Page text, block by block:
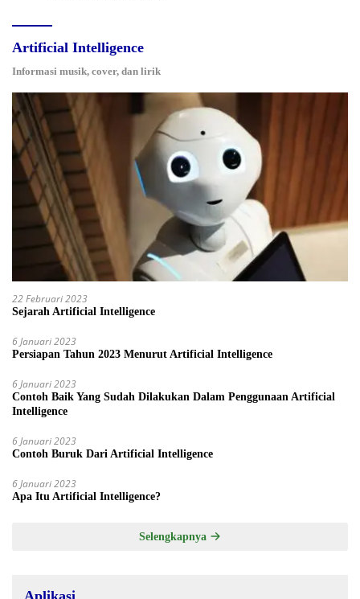
Artificial Intelligence
Informasi musik, cover, dan lirik
22 Februari 2023
Sejarah Artificial Intelligence
6 Januari 2023
Persiapan Tahun 2023 Menurut Artificial Intelligence
6 Januari 2023
Contoh Baik Yang Sudah Dilakukan Dalam Penggunaan Artificial
Intelligence
6 Januari 2023
Contoh Buruk Dari Artificial Intelligence
6 Januari 2023
Apa Itu Artificial Intelligence?
Selengkapnya